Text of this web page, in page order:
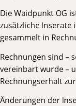
Die Waidpunkt OG
zusätzliche
gesammelt in
Rechnungen sind –
vereinbart wurde –
Rechnungserhalt
Änderungen der